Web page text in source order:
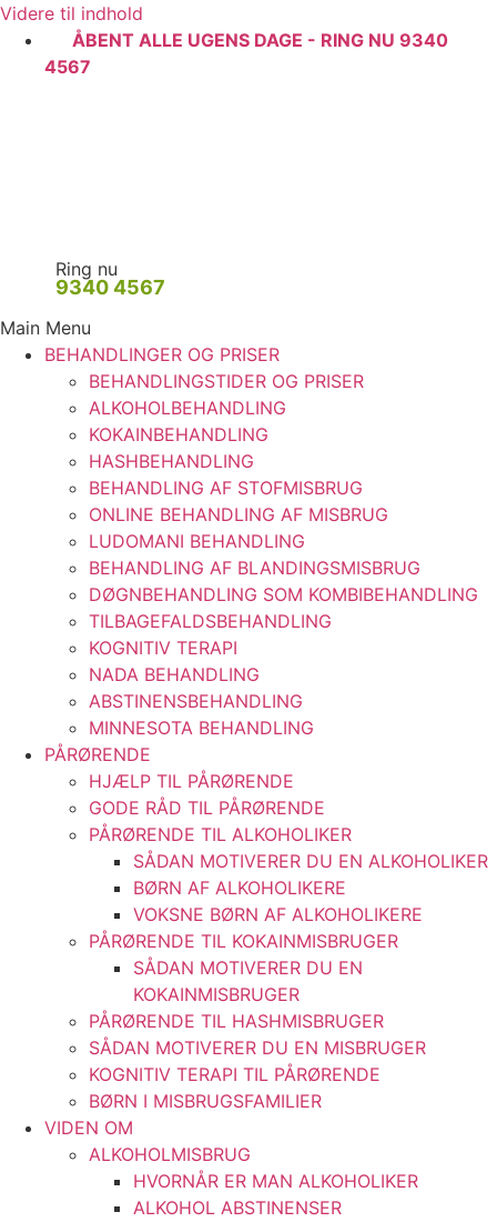
Videre til indhold
ÅBENT ALLE UGENS DAGE - RING NU 9340
4567
Ring nu
9340 4567
Main Menu
BEHANDLINGER OG PRISER
BEHANDLINGSTIDER OG PRISER
ALKOHOLBEHANDLING
KOKAINBEHANDLING
HASHBEHANDLING
BEHANDLING AF STOFMISBRUG
ONLINE BEHANDLING AF MISBRUG
LUDOMANI BEHANDLING
BEHANDLING AF BLANDINGSMISBRUG
DØGNBEHANDLING SOM KOMBIBEHANDLING
TILBAGEFALDSBEHANDLING
KOGNITIV TERAPI
NADA BEHANDLING
ABSTINENSBEHANDLING
MINNESOTA BEHANDLING
PÅRØRENDE
HJÆLP TIL PÅRØRENDE
GODE RÅD TIL PÅRØRENDE
PÅRØRENDE TIL ALKOHOLIKER
SÅDAN MOTIVERER DU EN ALKOHOLIKER
BØRN AF ALKOHOLIKERE
VOKSNE BØRN AF ALKOHOLIKERE
PÅRØRENDE TIL KOKAINMISBRUGER
SÅDAN MOTIVERER DU EN
KOKAINMISBRUGER
PÅRØRENDE TIL HASHMISBRUGER
SÅDAN MOTIVERER DU EN MISBRUGER
KOGNITIV TERAPI TIL PÅRØRENDE
BØRN I MISBRUGSFAMILIER
VIDEN OM
ALKOHOLMISBRUG
HVORNÅR ER MAN ALKOHOLIKER
ALKOHOL ABSTINENSER